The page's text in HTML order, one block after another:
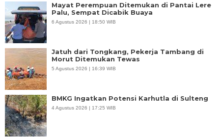
Mayat Perempuan Ditemukan di Pantai Lere
Palu, Sempat Dicabik Buaya
6 Agustus 2026 | 18:50 WIB
Jatuh dari Tongkang, Pekerja Tambang di
Morut Ditemukan Tewas
5 Agustus 2026 | 16:39 WIB
BMKG Ingatkan Potensi Karhutla di Sulteng
4 Agustus 2026 | 17:25 WIB